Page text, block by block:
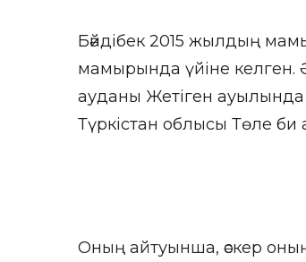
Бәйдібек 2015 жылдың
мамырында үйіне
ауданы Жетіген ауылында
Түркістан облысы Төле би
Оның айтуынша, әскер